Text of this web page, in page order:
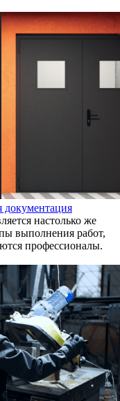
документация
настолько же
выполнения работ,
профессионалы.